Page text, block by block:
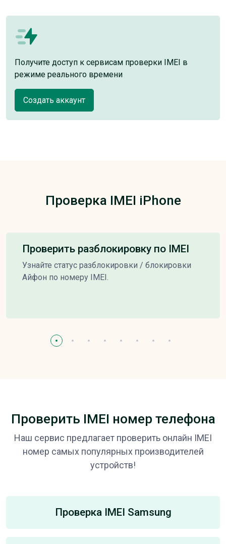
Получите доступ к сервисам проверки IMEI в
режиме реального времени
Создать аккаунт
Проверка IMEI iPhone
Проверить разблокировку по IMEI
Узнайте статус разблокировки / блокировки
Айфон по номеру IMEI.
Проверить IMEI номер телефона
Наш сервис предлагает проверить онлайн IMEI
номер самых популярных производителей
устройств!
Проверка IMEI Samsung